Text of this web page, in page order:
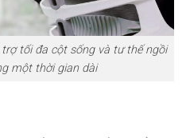
tối đa cột sống và tư thế ngồi
một thời gian dài